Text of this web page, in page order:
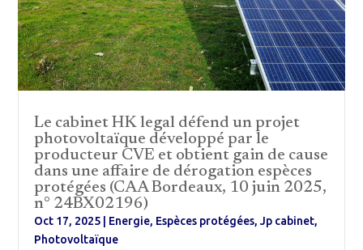
Le cabinet HK legal défend un projet
photovoltaïque développé par le
producteur CVE et obtient gain de cause
dans une affaire de dérogation espèces
protégées (CAA Bordeaux, 10 juin 2025,
n° 24BX02196)
Oct 17, 2025 Energie, Espèces protégées,Jp cabinet,
Photovoltaïque